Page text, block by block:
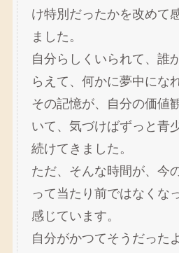
け特別だったかを改めて
ました。
自分らしくいられて、誰
らえて、何かに夢中にな
その記憶が、自分の価値
いて、気づけばずっと青
続けてきました。
ただ、そんな時間が、今
って当たり前ではなくな
感じています。
自分がかつてそうだった